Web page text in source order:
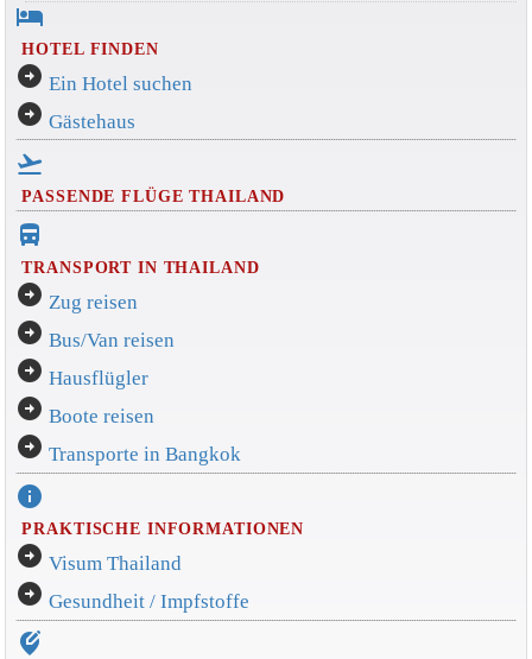
hotel
HOTEL FINDEN
arrow_circle_right Ein Hotel suchen
arrow_circle_right Gästehaus
flight_takeoff
PASSENDE FLÜGE THAILAND
directions_bus_filled
TRANSPORT IN THAILAND
arrow_circle_right Zug reisen
arrow_circle_right Bus/Van reisen
arrow_circle_right Hausflügler
arrow_circle_right Boote reisen
arrow_circle_right Transporte in Bangkok
info
PRAKTISCHE INFORMATIONEN
arrow_circle_right Visum Thailand
arrow_circle_right Gesundheit / Impfstoffe
edit_location_alt